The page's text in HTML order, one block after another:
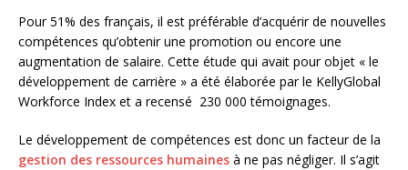
Pour 51% des français, il est préférable d’acquérir de nouvelles
compétences qu’obtenir une promotion ou encore une
augmentation de salaire. Cette étude qui avait pour objet « le
développement de carrière » a été élaborée par le KellyGlobal
Workforce Index et a recensé 230 000 témoignages.
Le développement de compétences est donc un facteur de la
gestion des ressources humaines à ne pas négliger. Il s’agit